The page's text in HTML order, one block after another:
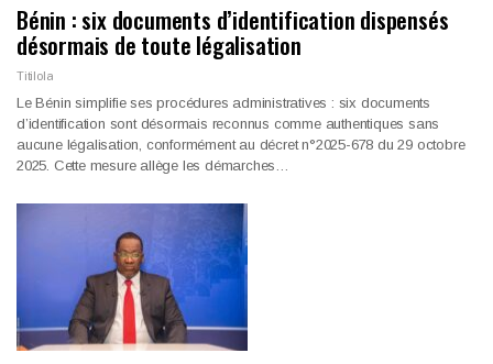
Bénin : six documents d’identification dispensés
désormais de toute légalisation
Titilola
Le Bénin simplifie ses procédures administratives : six documents
d’identification sont désormais reconnus comme authentiques sans
aucune légalisation, conformément au décret n°2025-678 du 29 octobre
2025. Cette mesure allège les démarches…